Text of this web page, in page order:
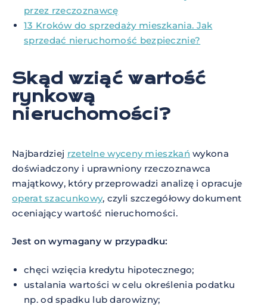
przez rzeczoznawcę
13 Kroków do sprzedaży mieszkania. Jak
sprzedać nieruchomość bezpiecznie?
Skąd wziąć wartość
rynkową
nieruchomości?
Najbardziej rzetelne wyceny mieszkań wykona
doświadczony i uprawniony rzeczoznawca
majątkowy, który przeprowadzi analizę i opracuje
operat szacunkowy, czyli szczegółowy dokument
oceniający wartość nieruchomości.
Jest on wymagany w przypadku:
chęci wzięcia kredytu hipotecznego;
ustalania wartości w celu określenia podatku
np. od spadku lub darowizny;